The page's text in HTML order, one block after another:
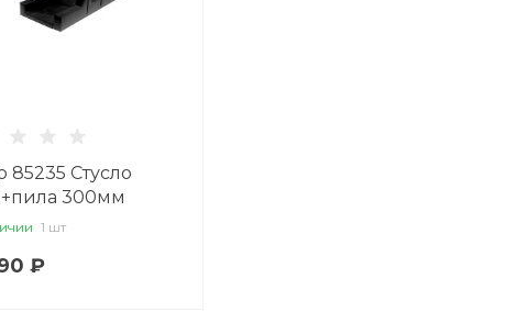
85235 Стусло
300мм
1 шт
₽